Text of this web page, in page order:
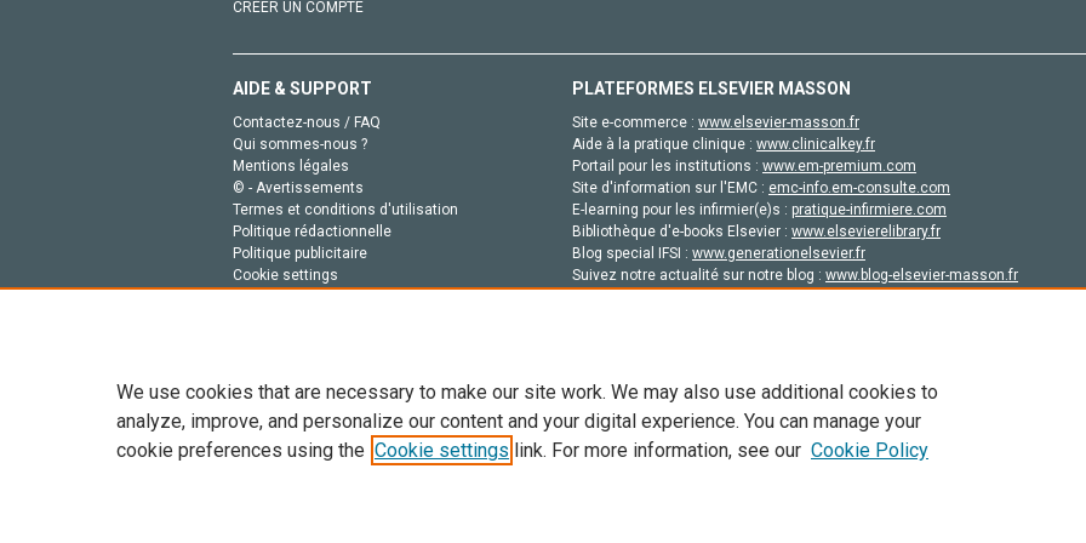
CRÉER UN COMPTE
AIDE & SUPPORT
Contactez-nous / FAQ
Qui sommes-nous ?
Mentions légales
© - Avertissements
Termes et conditions d'utilisation
Politique rédactionnelle
Politique publicitaire
Cookie settings
PLATEFORMES ELSEVIER MASSON
Site e-commerce : www.elsevier-masson.fr
Aide à la pratique clinique : www.clinicalkey.fr
Portail pour les institutions : www.em-premium.com
Site d'information sur l'EMC : emc-info.em-consulte.com
E-learning pour les infirmier(e)s : pratique-infirmiere.com
Bibliothèque d'e-books Elsevier : www.elsevierelibrary.fr
Blog special IFSI : www.generationelsevier.fr
Suivez notre actualité sur notre blog : www.blog-elsevier-masson.fr
Tout le contenu de ce site: Copyright © 2026 Elsevier, ses concédants de licence et ses contributeurs. Tout les droits sont réservés,
de données, a la formation en IA et aux technologies similaires. Pour tout contenu en libre accès, les conditions de licence
We use cookies that are necessary to make our site work. We may also use additional cookies to
analyze, improve, and personalize our content and your digital experience. You can manage your
cookie preferences using the Cookie settings link. For more information, see our Cookie Policy